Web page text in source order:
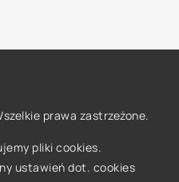
prawa zastrzeżone.
pliki cookies.
ustawień dot. cookies